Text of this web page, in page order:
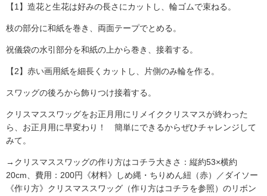
【1】造花と生花は好みの長さにカットし、輪ゴムで束ねる。
枝の部分に和紙を巻き、両面テープでとめる。
祝儀袋の水引部分を和紙の上から巻き、接着する。
【2】赤い画用紙を細長くカットし、片側のみ輪を作る。
スワッグの後ろから飾りつけ接着する。
クリスマススワッグをお正月用にリメイククリスマスが終わった
ら、お正月用に早変わり！ 簡単にできるからぜひチャレンジして
みて。
→クリスマススワッグの作り方はコチラ大きさ：縦約53×横約
20cm、費用：200円《材料》しめ縄・ちりめん紐（赤）／ダイソー
《作り方》クリスマススワッグ（作り方はコチラを参照）のリボン